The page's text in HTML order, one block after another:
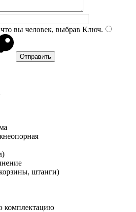
вы человек, выбрав Ключ.
штанги)
комплектацию